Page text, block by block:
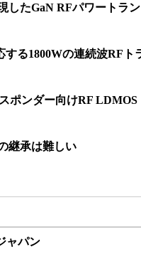
したGaN RFパワートラ
する1800Wの連続波RFト
ポンダー向けRF LDMOS
継承は難しい
ャパン